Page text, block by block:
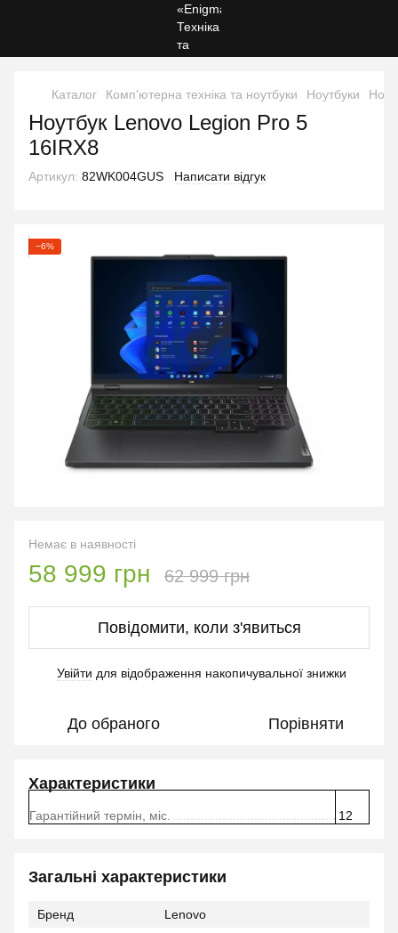
Каталог Комп'ютерна техніка та ноутбуки Ноутбуки
Ноутбук Lenovo Legion Pro 5
16IRX8
Артикул: 82WK004GUS Написати відгук
−6%
Немає в наявності
58 999 грн 62 999 грн
Повідомити, коли з'явиться
Увійти для відображення накопичувальної знижки
До обраного Порівняти
Характеристики
Гарантійний термін, міс. 12
Загальні характеристики
Бренд
Lenovo